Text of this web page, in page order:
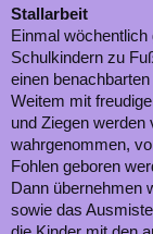
Stallarbeit
Einmal
Schulkindern zu
einen
Weitem mit
und Ziegen
wahrgenommen,
Fohlen geboren
Dann übernehmen
sowie das